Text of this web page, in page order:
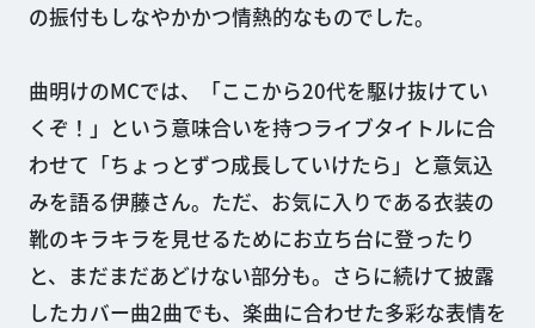
の振付もしなやかかつ情熱的なものでした。
曲明けのMCでは、「ここから20代を駆け抜けてい
くぞ！」という意味合いを持つライブタイトルに合
わせて「ちょっとずつ成長していけたら」と意気込
みを語る伊藤さん。ただ、お気に入りである衣装の
靴のキラキラを見せるためにお立ち台に登ったり
と、まだまだあどけない部分も。さらに続けて披露
したカバー曲2曲でも、楽曲に合わせた多彩な表情を